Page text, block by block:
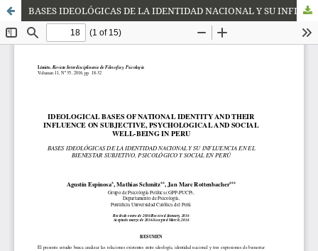
BASES IDEOLÓGICAS DE LA IDENTIDAD NACIONAL Y SU INFLUENCIA EN EL BIENESTAR SUBJETIVO, PSICOLÓGICO Y SOCIAL EN PERÚ